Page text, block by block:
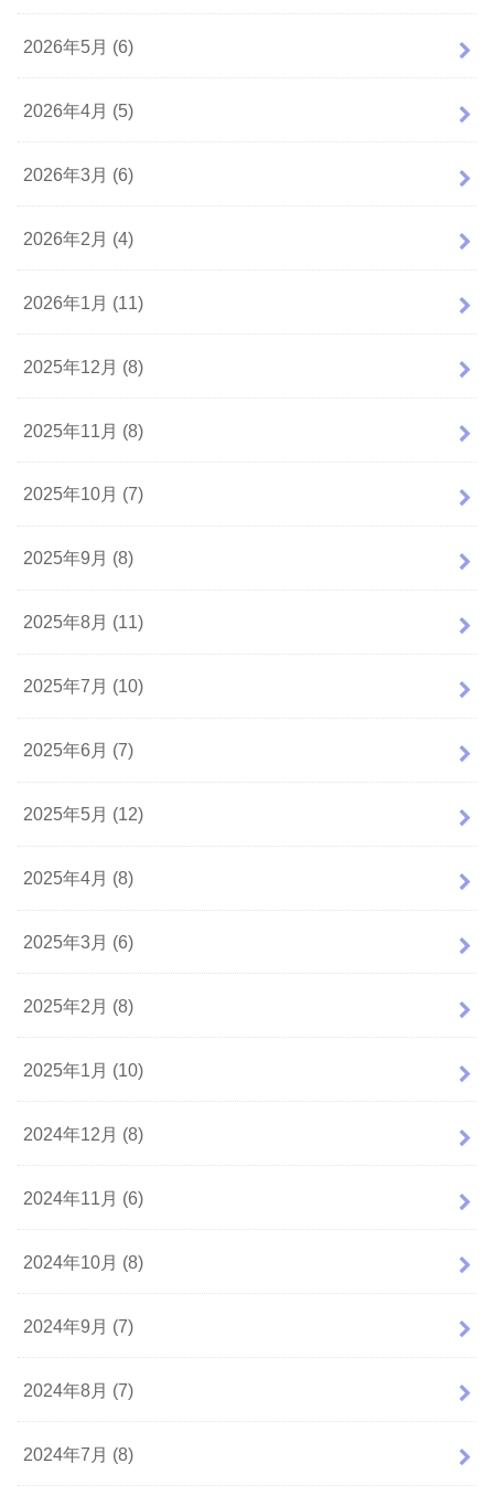
2026年5月 (6)
2026年4月 (5)
2026年3月 (6)
2026年2月 (4)
2026年1月 (11)
2025年12月 (8)
2025年11月 (8)
2025年10月 (7)
2025年9月 (8)
2025年8月 (11)
2025年7月 (10)
2025年6月 (7)
2025年5月 (12)
2025年4月 (8)
2025年3月 (6)
2025年2月 (8)
2025年1月 (10)
2024年12月 (8)
2024年11月 (6)
2024年10月 (8)
2024年9月 (7)
2024年8月 (7)
2024年7月 (8)